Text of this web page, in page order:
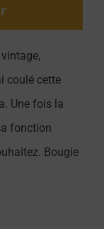
coulé cette
Une fois la
fonction
Bougie